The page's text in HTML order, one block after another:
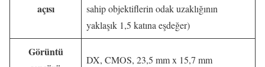
açısı
sahip objektiflerin odak uzaklığının
yaklaşık 1,5 katına eşdeğer)
Görüntü
DX, CMOS, 23,5 mm x 15,7 mm